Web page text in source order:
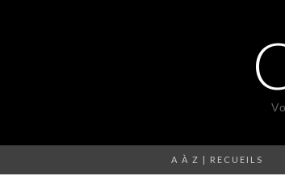
A À Z | RECUEILS